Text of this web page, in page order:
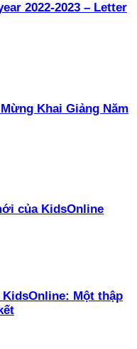
2022-2023 – Letter
Khai Giảng Năm
của KidsOnline
Một thập